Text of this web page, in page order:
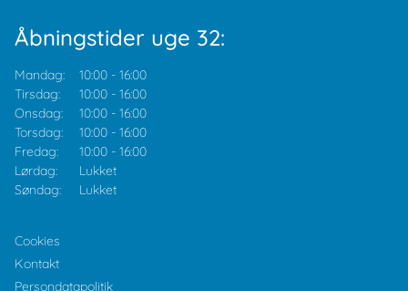
Åbningstider uge 32:
Mandag: 10:00 - 16:00
Tirsdag:
10:00 - 16:00
Onsdag:
10:00 - 16:00
Torsdag:
10:00 - 16:00
Fredag:
10:00 - 16:00
Lørdag:
Lukket
Søndag:
Lukket
Cookies
Kontakt
Persondatapolitik